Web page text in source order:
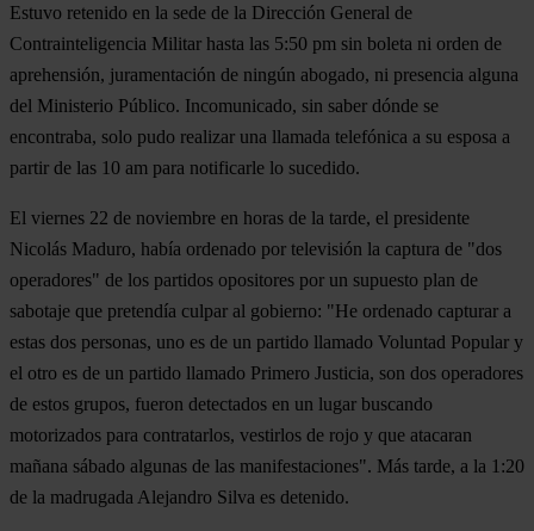
Estuvo retenido en la sede de la Dirección General de
Contrainteligencia Militar hasta las 5:50 pm sin boleta ni orden de
aprehensión, juramentación de ningún abogado, ni presencia alguna
del Ministerio Público. Incomunicado, sin saber dónde se
encontraba, solo pudo realizar una llamada telefónica a su esposa a
partir de las 10 am para notificarle lo sucedido.
El viernes 22 de noviembre en horas de la tarde, el presidente
Nicolás Maduro, había ordenado por televisión la captura de "dos
operadores" de los partidos opositores por un supuesto plan de
sabotaje que pretendía culpar al gobierno: "He ordenado capturar a
estas dos personas, uno es de un partido llamado Voluntad Popular y
el otro es de un partido llamado Primero Justicia, son dos operadores
de estos grupos, fueron detectados en un lugar buscando
motorizados para contratarlos, vestirlos de rojo y que atacaran
mañana sábado algunas de las manifestaciones". Más tarde, a la 1:20
de la madrugada Alejandro Silva es detenido.